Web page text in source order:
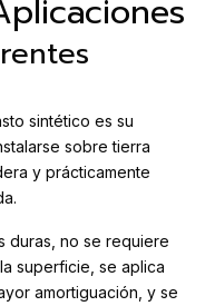
sintético es su
sobre tierra
y prácticamente
duras, no se requiere
superficie, se aplica
amortiguación, y se